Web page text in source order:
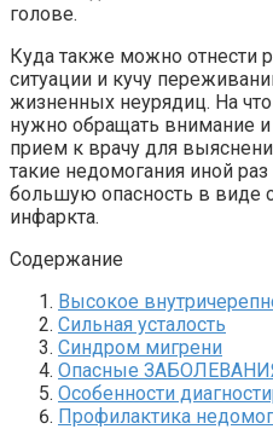
голове.
Куда также можно отнести
ситуации и кучу
жизненных неурядиц. На
нужно обращать внимание
прием к врачу для
такие недомогания иной
большую опасность в виде
инфаркта.
Содержание
Высокое
Сильная усталость
Синдром мигрени
Опасные
Особенности
Профилактика